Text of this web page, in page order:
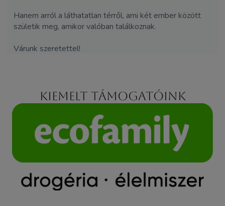
Hanem arról a láthatatlan térről, ami két ember között
születik meg, amikor valóban találkoznak.
Várunk szeretettel!
Kiemelt támogatóink